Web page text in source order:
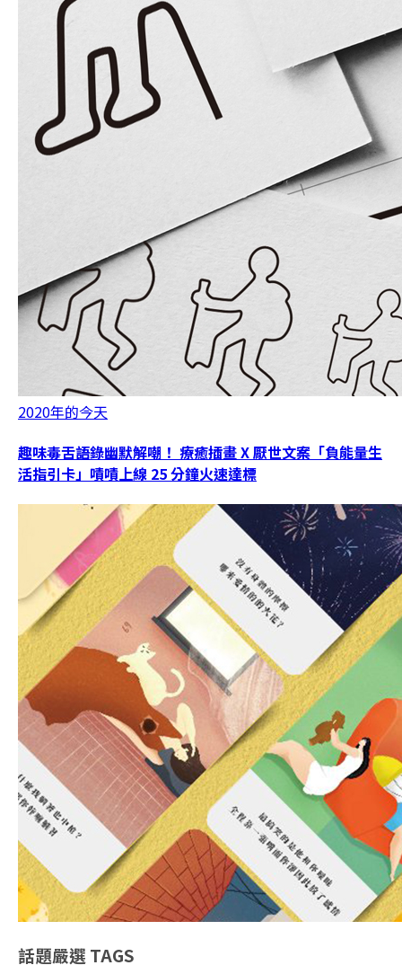
2020年的今天
趣味毒舌語錄幽默解嘲！ 療癒插畫 X 厭世文案「負能量生
活指引卡」嘖嘖上線 25 分鐘火速達標
話題嚴選 TAGS